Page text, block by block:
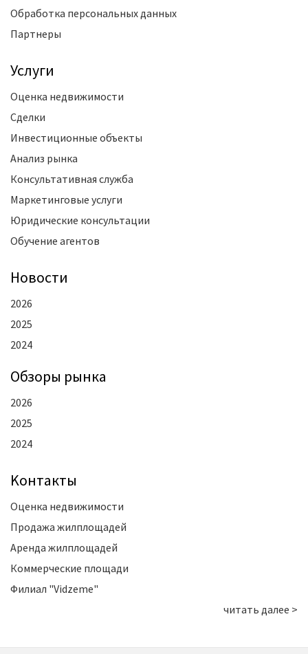
Обработка персональных данных
Партнеры
Услуги
Оценка недвижимости
Сделки
Инвестиционные объекты
Анализ рынка
Консультативная служба
Маркетинговые услуги
Юридические консультации
Обучение агентов
Новости
2026
2025
2024
Oбзоры рынка
2026
2025
2024
Kонтакты
Оценка недвижимости
Продажа жилплощадей
Аренда жилплощадей
Коммерческие площади
Филиал "Vidzeme"
читать далее >